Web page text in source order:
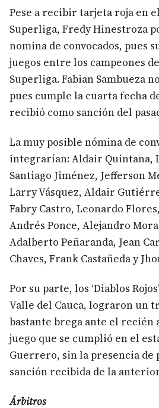
Pese a recibir tarjeta roja en
Superliga, Fredy Hinestroza
nomina de convocados, pues
juegos entre los campeones
Superliga. Fabian Sambueza
pues cumple la cuarta fecha
recibió como sanción del
La muy posible nómina de
integrarían: Aldair Quintana,
Santiago Jiménez, Jefferson
Larry Vásquez, Aldair
Fabry Castro, Leonardo
Andrés Ponce, Alejandro
Adalberto Peñaranda, Jean
Chaves, Frank Castañeda y
Por su parte, los ‘Diablos
Valle del Cauca, lograron un
bastante brega ante el recién
juego que se cumplió en el
Guerrero, sin la presencia de
sanción recibida de la
Árbitros